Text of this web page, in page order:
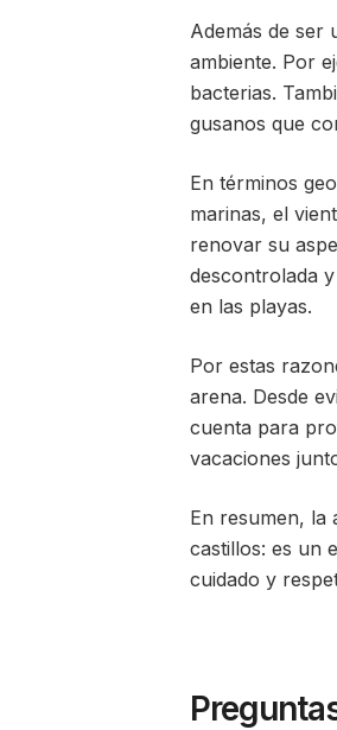
Además de ser
ambiente. Por
bacterias.
gusanos que
En términos
marinas, el
renovar su
descontrolada
en las playas.
Por estas
arena. Desde
cuenta para
vacaciones
En resumen, la
castillos: es un
cuidado y